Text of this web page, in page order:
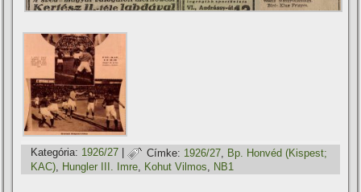
Kategória: 1926/27 | Címke: 1926/27 Bp. Honvéd (Kispest;
KAC), Hungler III. Imre, Kohut Vilmos, NB1